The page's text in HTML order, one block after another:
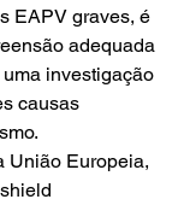
EAPV graves, é
adequada
investigação
causas